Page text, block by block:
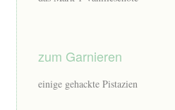
zum Garnieren
einige gehackte Pistazien